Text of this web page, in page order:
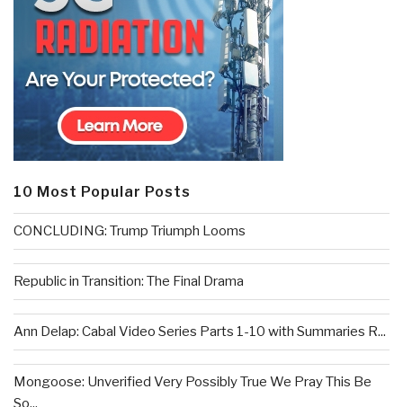
10 Most Popular Posts
CONCLUDING: Trump Triumph Looms
Republic in Transition: The Final Drama
Ann Delap: Cabal Video Series Parts 1-10 with Summaries R...
Mongoose: Unverified Very Possibly True We Pray This Be
So...